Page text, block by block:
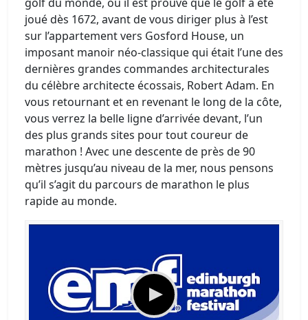
joué dès 1672, avant de vous diriger plus à l’est
sur l’appartement vers Gosford House, un
imposant manoir néo-classique qui était l’une des
dernières grandes commandes architecturales
du célèbre architecte écossais, Robert Adam. En
vous retournant et en revenant le long de la côte,
vous verrez la belle ligne d’arrivée devant, l’un
des plus grands sites pour tout coureur de
marathon ! Avec une descente de près de 90
mètres jusqu’au niveau de la mer, nous pensons
qu’il s’agit du parcours de marathon le plus
rapide au monde.